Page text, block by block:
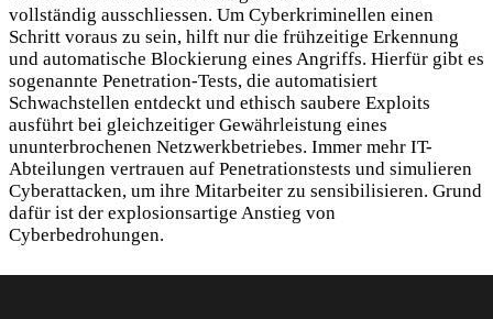
vollständig ausschliessen. Um Cyberkriminellen einen
Schritt voraus zu sein, hilft nur die frühzeitige Erkennung
und automatische Blockierung eines Angriffs. Hierfür gibt es
sogenannte Penetration-Tests, die automatisiert
Schwachstellen entdeckt und ethisch saubere Exploits
ausführt bei gleichzeitiger Gewährleistung eines
ununterbrochenen Netzwerkbetriebes. Immer mehr IT-
Abteilungen vertrauen auf Penetrationstests und simulieren
Cyberattacken, um ihre Mitarbeiter zu sensibilisieren. Grund
dafür ist der explosionsartige Anstieg von
Cyberbedrohungen.